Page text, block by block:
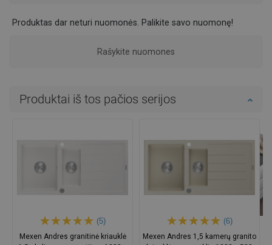
Produktas dar neturi nuomonės. Palikite savo nuomonę!
Rašykite nuomones
Produktai iš tos pačios serijos
(5)
Mexen Andres granitinė kriauklė
(6)
Mexen Andres 1,5 kamerų granito